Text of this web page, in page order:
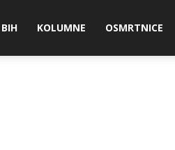
BIH KOLUMNE OSMRTNICE